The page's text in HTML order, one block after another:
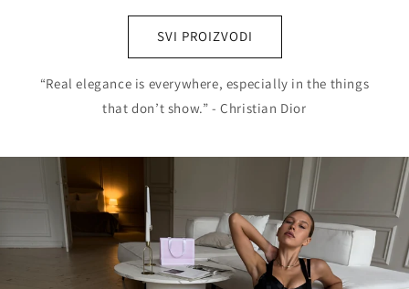
SVI PROIZVODI
“Real elegance is everywhere, especially in the things
that don’t show.” - Christian Dior